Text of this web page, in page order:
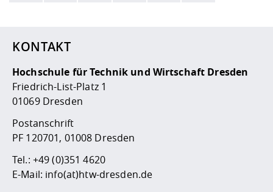
KONTAKT
Hochschule für Technik und Wirtschaft Dresden
Friedrich-List-Platz 1
01069 Dresden
Postanschrift
PF 120701, 01008 Dresden
Tel.: +49 (0)351 4620
E-Mail: info(at)htw-dresden.de